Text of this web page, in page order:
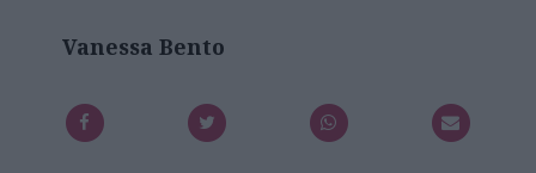
Vanessa Bento